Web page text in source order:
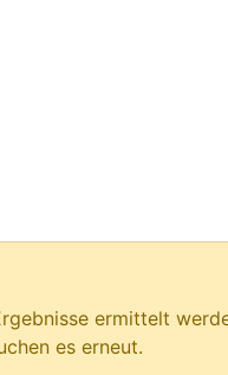
ermittelt
es erneut.